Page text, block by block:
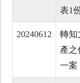
表1
20240612
轉知
產之
一案